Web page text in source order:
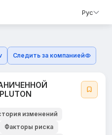
Рус
Следить за компанией
изменений
Факторы риска